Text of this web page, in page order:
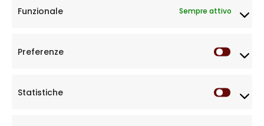
Funzionale Sempre attivo
Preferenze
Statistiche